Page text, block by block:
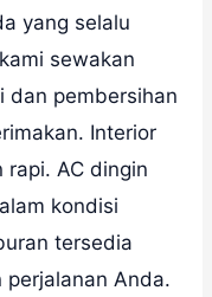
yang selalu
sewakan
dan pembersihan
Interior
AC dingin
kondisi
tersedia
perjalanan Anda.